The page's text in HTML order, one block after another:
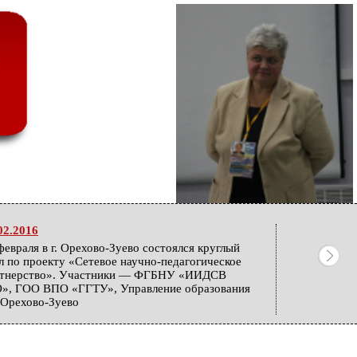
в г. Орехово-Зуево состоялся круглый
по проекту «Сетевое научно-педагогическое
Участники — ФГБНУ «ИИДСВ
ГОО ВПО «ГГТУ», Управление образования
Зуево